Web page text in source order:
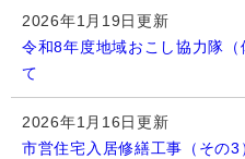
2026年1月19日更新
令和8年度地域おこし協力隊
て
2026年1月16日更新
市営住宅入居修繕工事（その